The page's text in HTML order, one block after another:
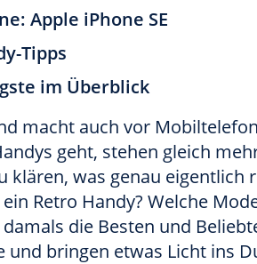
Apple iPhone SE
Tipps
im Überblick
macht auch vor
geht, stehen gleich
klären, was genau eigentlich
Retro Handy? Welche
die Besten und
und bringen etwas Licht ins